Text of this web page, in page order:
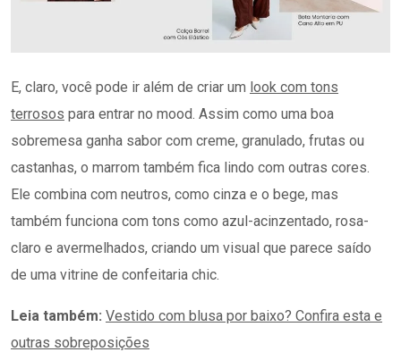
E, claro, você pode ir além de criar um look com tons
terrosos para entrar no mood. Assim como uma boa
sobremesa ganha sabor com creme, granulado, frutas ou
castanhas, o marrom também fica lindo com outras cores.
Ele combina com neutros, como cinza e o bege, mas
também funciona com tons como azul-acinzentado, rosa-
claro e avermelhados, criando um visual que parece saído
de uma vitrine de confeitaria chic.
Leia também: Vestido com blusa por baixo? Confira esta e
outras sobreposições